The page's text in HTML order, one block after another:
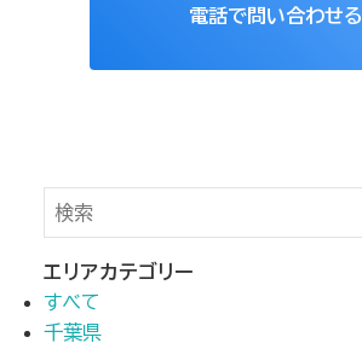
電話で問い合わせる
エリアカテゴリー
すべて
千葉県